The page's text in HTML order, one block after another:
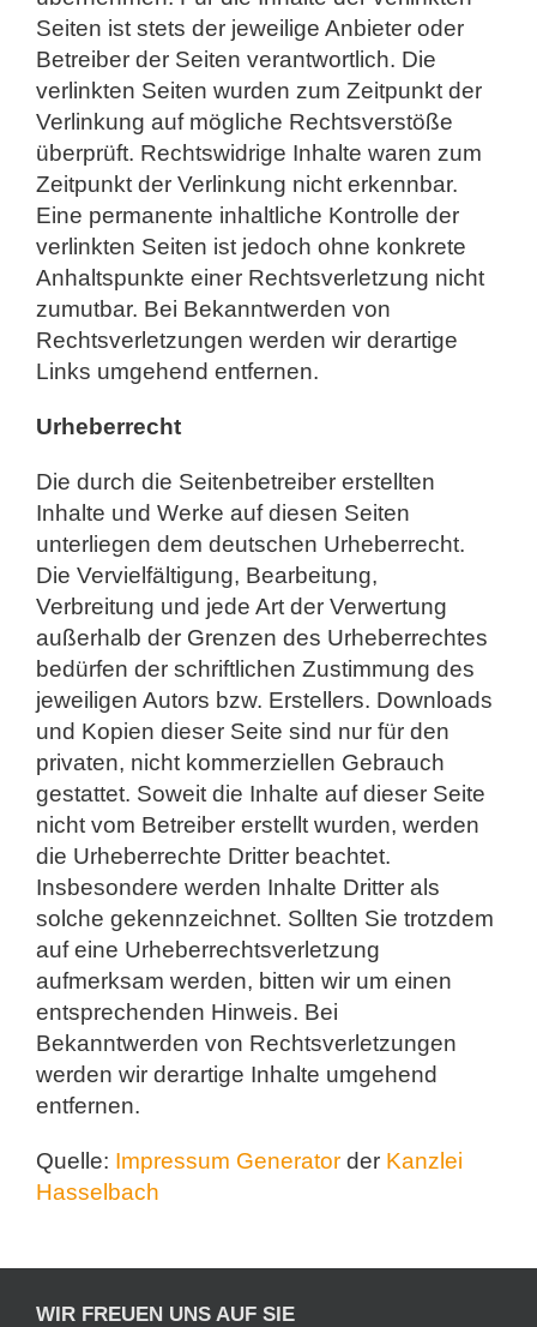
Seiten ist stets der jeweilige Anbieter oder
Betreiber der Seiten verantwortlich. Die
verlinkten Seiten wurden zum Zeitpunkt der
Verlinkung auf mögliche Rechtsverstöße
überprüft. Rechtswidrige Inhalte waren zum
Zeitpunkt der Verlinkung nicht erkennbar.
Eine permanente inhaltliche Kontrolle der
verlinkten Seiten ist jedoch ohne konkrete
Anhaltspunkte einer Rechtsverletzung nicht
zumutbar. Bei Bekanntwerden von
Rechtsverletzungen werden wir derartige
Links umgehend entfernen.
Urheberrecht
Die durch die Seitenbetreiber erstellten
Inhalte und Werke auf diesen Seiten
unterliegen dem deutschen Urheberrecht.
Die Vervielfältigung, Bearbeitung,
Verbreitung und jede Art der Verwertung
außerhalb der Grenzen des Urheberrechtes
bedürfen der schriftlichen Zustimmung des
jeweiligen Autors bzw. Erstellers. Downloads
und Kopien dieser Seite sind nur für den
privaten, nicht kommerziellen Gebrauch
gestattet. Soweit die Inhalte auf dieser Seite
nicht vom Betreiber erstellt wurden, werden
die Urheberrechte Dritter beachtet.
Insbesondere werden Inhalte Dritter als
solche gekennzeichnet. Sollten Sie trotzdem
auf eine Urheberrechtsverletzung
aufmerksam werden, bitten wir um einen
entsprechenden Hinweis. Bei
Bekanntwerden von Rechtsverletzungen
werden wir derartige Inhalte umgehend
entfernen.
Quelle: Impressum Generator der Kanzlei
Hasselbach
WIR FREUEN UNS AUF SIE